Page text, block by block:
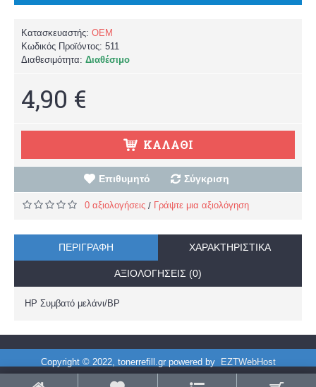
Κατασκευαστής: OEM
Κωδικός Προϊόντος: 511
Διαθεσιμότητα: Διαθέσιμο
4,90 €
ΚΑΛΆΘΙ
Επιθυμητό Σύγκριση
0 αξιολογήσεις / Γράψτε μια αξιολόγηση
ΠΕΡΙΓΡΑΦΉ ΧΑΡΑΚΤΗΡΙΣΤΙΚΆ
ΑΞΙΟΛΟΓΉΣΕΙΣ (0)
HP Συμβατό μελάνι/BP
Copyright © 2022, tonerrefill.gr powered by EZTWebHost